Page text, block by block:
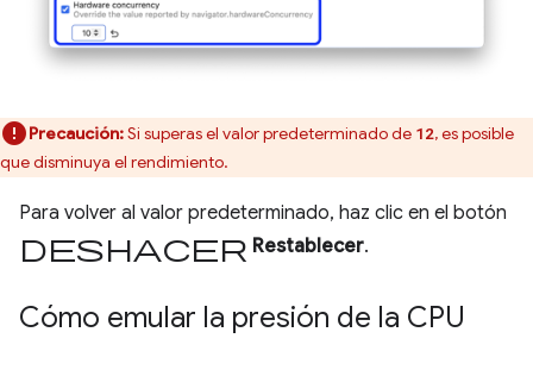
Precaución:Si superas el valor predeterminado de 12, es posible
que disminuya el rendimiento.
Para volver al valor predeterminado, haz clic en el botón
deshacer Restablecer.
Cómo emular la presión de la CPU